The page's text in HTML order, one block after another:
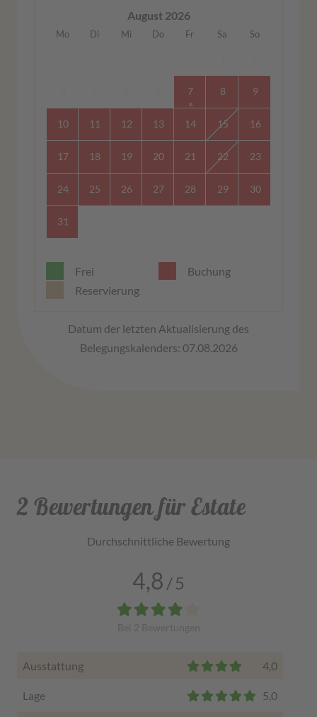
August 2026
Mo Di Mi Do Fr Sa So
7 8 9
10 11 12 13 14 15 16
17 18 19 20 21 22 23
24 25 26 27 28 29 30
31
Frei
Buchung
Reservierung
Datum der letzten Aktualisierung des
Belegungskalenders: 07.08.2026
2 Bewertungen für Estate
Durchschnittliche Bewertung
4,8 /5
Bei 2 Bewertungen
Ausstattung 4,0
Lage 5,0